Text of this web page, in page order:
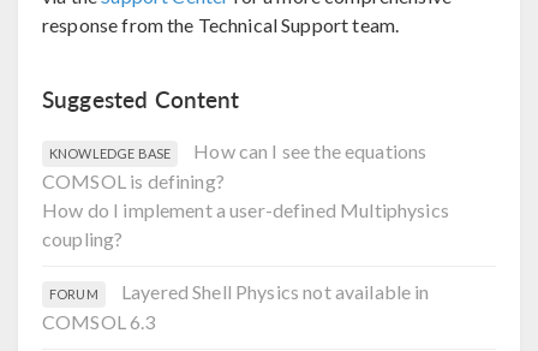
response from the Technical Support team.
Suggested Content
KNOWLEDGE BASE
How can I see the equations
COMSOL is defining?
How do I implement a user-defined Multiphysics
coupling?
FORUM
Layered Shell Physics not available in
COMSOL 6.3